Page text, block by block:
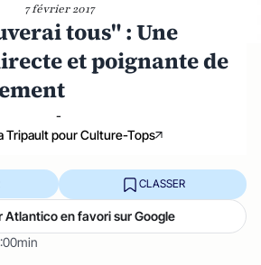
7 février 2017
tous" : Une
et poignante de
-
Tripault pour Culture-Tops
CLASSER
Atlantico en favori sur Google